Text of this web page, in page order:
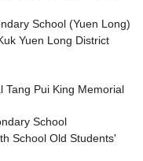
School (Yuen Long)
Yuen Long District
Tang Pui King Memorial
School
School Old Students'